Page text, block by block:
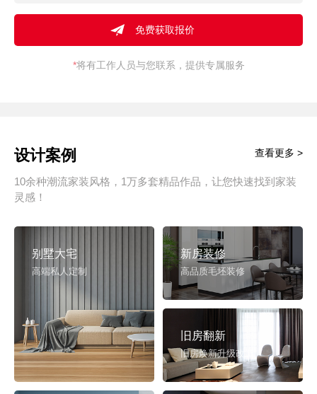
*将有工作人员与您联系，提供专属服务
设计案例
10余种潮流家装风格，1万多套精品作品，让您快速找到家装
灵感！
查看更多 >
别墅大宅
高端私人定制
新房装修
高品质毛坯装修
旧房翻新
旧房焕新升级改造